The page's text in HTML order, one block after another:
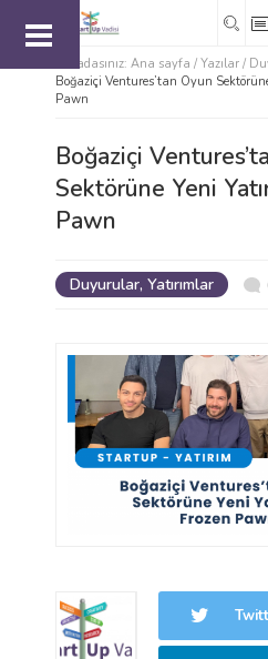
Buradasınız: Ana sayfa / Yazılar /
Boğaziçi Ventures’tan Oyun
Pawn
Boğaziçi
Sektörüne Yeni
Pawn
Duyurular, Yatırımlar